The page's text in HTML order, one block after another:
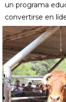
un programa
convertirse en